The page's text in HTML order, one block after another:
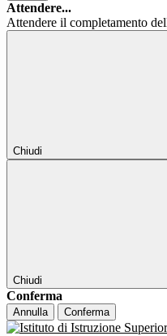
Attendere...
Attendere il completamento
Chiudi
Chiudi
Conferma
Annulla Conferma